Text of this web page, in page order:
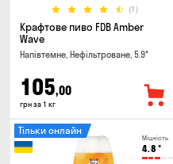
(1)
Крафтове пиво FDB Amber
Wave
Напівтемне, Нефільтроване, 5.9°
105,00
грн за 1 кг
Міцність
4.8 °
Тільки онлайн